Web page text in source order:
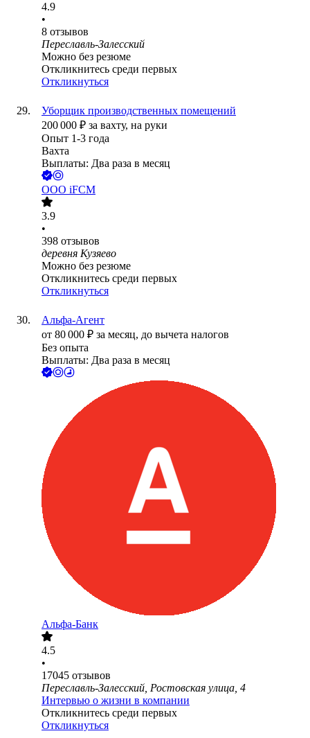
4.9
•
8 отзывов
Переславль-Залесский
Можно без резюме
Откликнитесь среди первых
Откликнуться
Уборщик производственных помещений
200 000 ₽ за вахту, на руки
Опыт 1-3 года
Вахта
Выплаты: Два раза в месяц
ООО iFCM
3.9
•
398 отзывов
деревня Кузяево
Можно без резюме
Откликнитесь среди первых
Откликнуться
Альфа-Агент
от 80 000 ₽ за месяц, до вычета налогов
Без опыта
Выплаты: Два раза в месяц
Альфа-Банк
4.5
•
17045 отзывов
Переславль-Залесский, Ростовская улица, 4
Интервью о жизни в компании
Откликнитесь среди первых
Откликнуться